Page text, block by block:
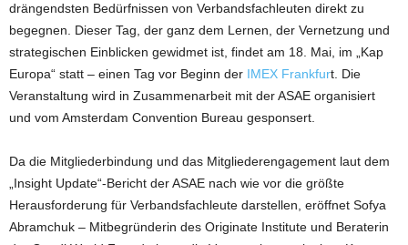
drängendsten Bedürfnissen von Verbandsfachleuten direkt zu
begegnen. Dieser Tag, der ganz dem Lernen, der Vernetzung und
strategischen Einblicken gewidmet ist, findet am 18. Mai, im „Kap
Europa“ statt – einen Tag vor Beginn der IMEX Frankfurt. Die
Veranstaltung wird in Zusammenarbeit mit der ASAE organisiert
und vom Amsterdam Convention Bureau gesponsert.
Da die Mitgliederbindung und das Mitgliederengagement laut dem
„Insight Update“-Bericht der ASAE nach wie vor die größte
Herausforderung für Verbandsfachleute darstellen, eröffnet Sofya
Abramchuk – Mitbegründerin des Originate Institute und Beraterin